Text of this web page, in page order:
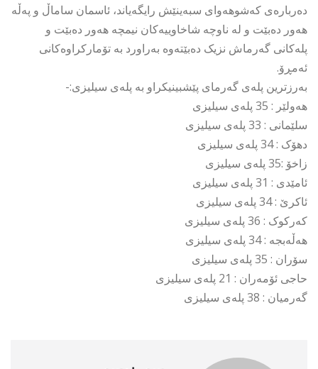
دەربارەی کەشوهەوای سبەینێش رایگەیاند، ئاسمان ساماڵ و پەڵە
هەور دەبێت و لە ناوچە شاخاوییەکان نیمچە هەور دەبێت و
پلەکانی گەرماش نزیک دەبێتەوە بەراورد بە تۆمارکراوەکانی
ئەمڕۆ.
بەرزترین پلەی گەرمای پێشبینیکراو بە پلەی سیلیزی:-
هەولێر : 35 پلەی سیلیزی
سلێمانی : 33 پلەی سیلیزی
دهۆک : 34 پلەی سیلیزی
زاخۆ :35 پلەی سیلیزی
ئامێدی : 31 پلەی سیلیزی
ئاکرێ : 34 پلەی سیلیزی
کەرکوک : 36 پلەی سیلیزی
هەڵەبجە : 34 پلەی سیلیزی
سۆران : 35 پلەی سیلیزی
حاجی ئۆمەران : 21 پلەی سیلیزی
گەرمیان : 38 پلەی سیلیزی